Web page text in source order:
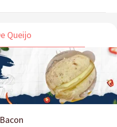
Queijo